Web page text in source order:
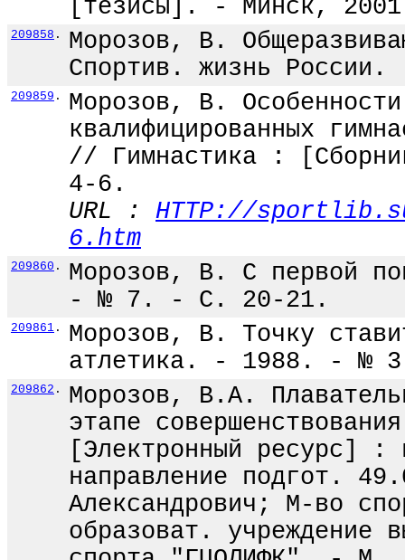
[тезисы]. - Минск,
209858 .
Морозов, В.
Спортив. жизнь
209859 .
Морозов, В.
квалифицированных
// Гимнастика :
4-6.
URL : HTTP://
6.htm
209860 .
Морозов, В. С первой
- № 7. - С. 20-21.
209861 .
Морозов, В. Точку
атлетика. - 1988. - №
209862 .
Морозов, В.А.
этапе
[Электронный ресурс]
направление подгот.
Александрович; М-во
образоват. учреждение